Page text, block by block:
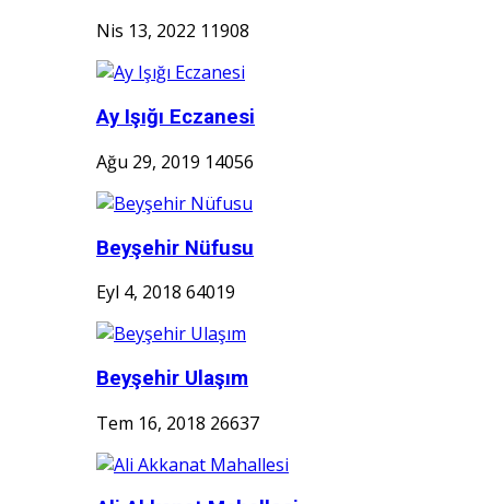
Nis 13, 2022 11908
Ay Işığı Eczanesi
Ağu 29, 2019 14056
Beyşehir Nüfusu
Eyl 4, 2018 64019
Beyşehir Ulaşım
Tem 16, 2018 26637